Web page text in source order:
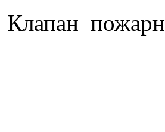
Клапан